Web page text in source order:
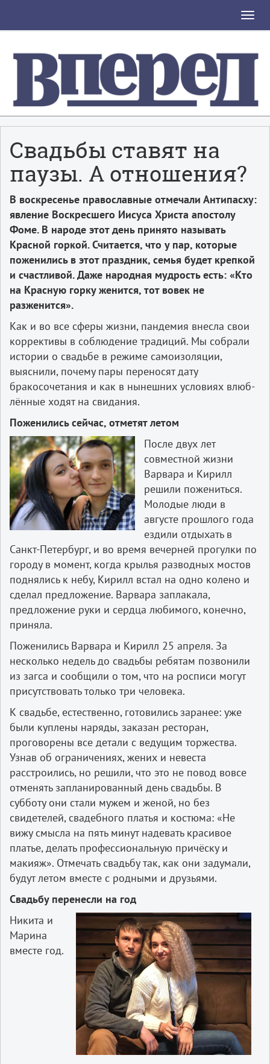
Toggle
Свадьбы ставят на
паузы. А отношения?
В воскресенье православные отмечали Антипасху:
явление Воскресшего Иисуса Христа апостолу
Фоме. В народе этот день принято называть
Красной горкой. Считается, что у пар, которые
поженились в этот праздник, семья будет крепкой
и счастливой. Даже народная мудрость есть: «Кто
на Красную горку женится, тот вовек не
разженится».
Как и во все сферы жизни, пандемия внесла свои
коррективы в соблюдение традиций. Мы собрали
истории о свадьбе в режиме самоизоляции,
выяснили, почему пары переносят дату
бракосочетания и как в нынешних условиях влюб­
лённые ходят на свидания.
Поженились сейчас, отметят летом
После двух лет
совместной жизни
Варвара и Кирилл
решили пожениться.
Молодые люди в
августе прошлого года
ездили отдыхать в
Санкт-­Петербург, и во время вечерней прогулки по
городу в момент, когда крылья разводных мостов
поднялись к небу, Кирилл встал на одно колено и
сделал предложение. Варвара заплакала,
предложение руки и сердца любимого, конечно,
приняла.
Поженились Варвара и Кирилл 25 апреля. За
несколько недель до свадьбы ребятам позвонили
из загса и сообщили о том, что на росписи могут
присутствовать только три человека.
К свадьбе, естественно, готовились заранее: уже
были куплены наряды, заказан ресторан,
проговорены все детали с ведущим торжества.
Узнав об ограничениях, жених и невеста
расстроились, но решили, что это не повод вовсе
отменять запланированный день свадьбы. В
субботу они стали мужем и женой, но без
свидетелей, свадебного платья и костюма: «Не
вижу смысла на пять минут надевать красивое
платье, делать профессиональную причёску и
макияж». Отмечать свадьбу так, как они задумали,
будут летом вместе с родными и друзьями.
Свадьбу перенесли на год
Никита и
Марина
вместе год.